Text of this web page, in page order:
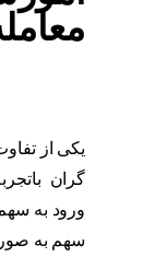
یکی از
گران
ورود به
سهم به